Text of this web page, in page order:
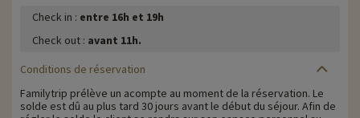
Check in : entre 16h et 19h
Check out : avant 11h.
Conditions de réservation
Familytrip prélève un acompte au moment de la réservation. Le
solde est dû au plus tard 30 jours avant le début du séjour. Afin de